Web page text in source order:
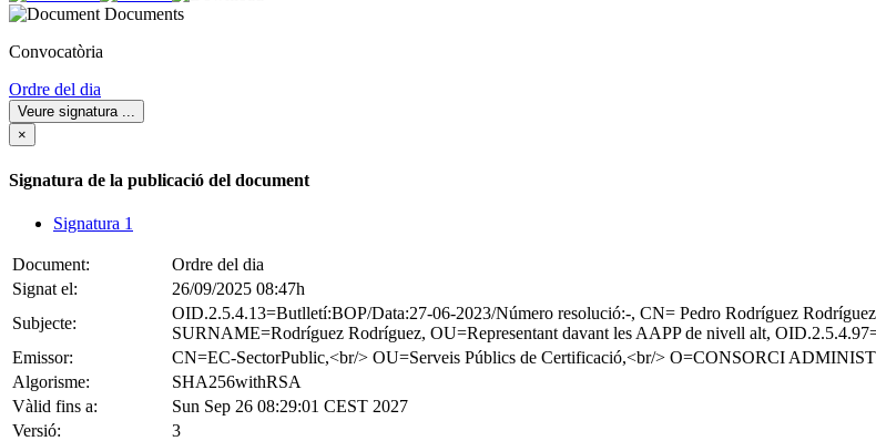
Documents
Convocatòria
Ordre del dia
Veure signatura ...
×
Signatura de la publicació del document
Signatura 1
Document:
Ordre del dia
Signat el:
26/09/2025 08:47h
Subjecte:
OID.2.5.4.13=Butlletí:BOP/Data:27-06-2023/Número resolució:-, CN= Pedro Rodríguez
SURNAME=Rodríguez Rodríguez, OU=Representant davant les AAPP de nivell alt,
Emissor:
CN=EC-SectorPublic,<br/> OU=Serveis Públics de Certificació,<br/> O=CONSORCI
Algorisme:
SHA256withRSA
Vàlid fins a:
Sun Sep 26 08:29:01 CEST 2027
Versió:
3